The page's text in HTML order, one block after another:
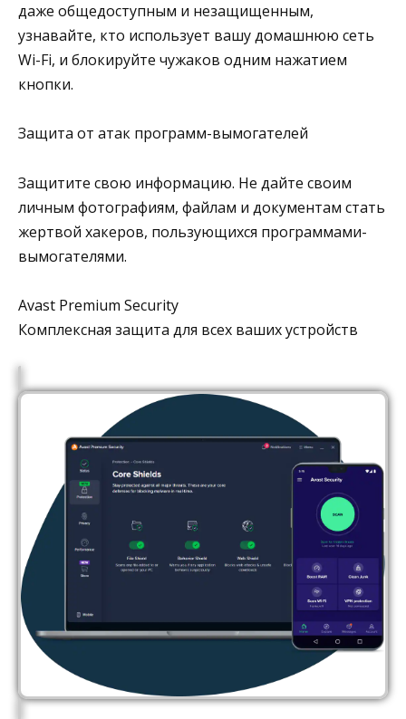
даже общедоступным и незащищенным,
узнавайте, кто использует вашу домашнюю сеть
Wi-Fi, и блокируйте чужаков одним нажатием
кнопки.
Защита от атак программ-вымогателей
Защитите свою информацию. Не дайте своим
личным фотографиям, файлам и документам стать
жертвой хакеров, пользующихся программами-
вымогателями.
Avast Premium Security
Комплексная защита для всех ваших устройств